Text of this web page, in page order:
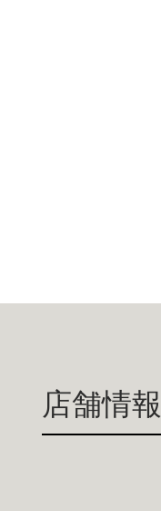
店舗情報